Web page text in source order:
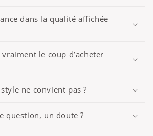
dans la qualité affichée
le coup d’acheter
ne convient pas ?
question, un doute ?